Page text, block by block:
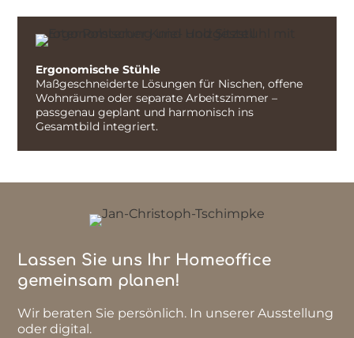
Ergonomische Stühle
Maßgeschneiderte Lösungen für Nischen, offene
Wohnräume oder separate Arbeitszimmer –
passgenau geplant und harmonisch ins
Gesamtbild integriert.
Lassen Sie uns Ihr Homeoffice
gemeinsam planen!
Wir beraten Sie persönlich. In unserer Ausstellung
oder digital.